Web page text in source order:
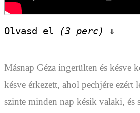
Olvasd el (3 perc) ⇩
Másnap Géza ingerülten és késve
késve érkezett, ahol pechjére ezért
szinte minden nap késik valaki, és